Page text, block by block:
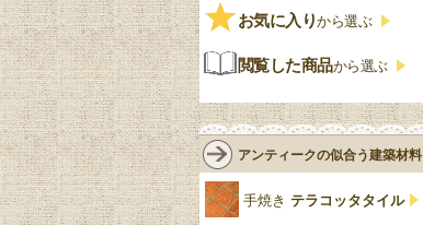
チェストおしゃれ
クローゼット
鏡台
花台
仏壇おしゃれ
エリザベス様式
ジャコビアン
ロココ様式
白・ホワイト
黒・ブラック
雷文
ビーディング
リネンフォールド
ルネット
アカンサス
ローズウッド材
サテンウッド材
ロイドルーム
コントワールドファミー
ユ
ビンテージ
お気に入りから選ぶ
閲覧した商品から選ぶ
アンティークの似合う建築材料
手焼き テラコッタタイル